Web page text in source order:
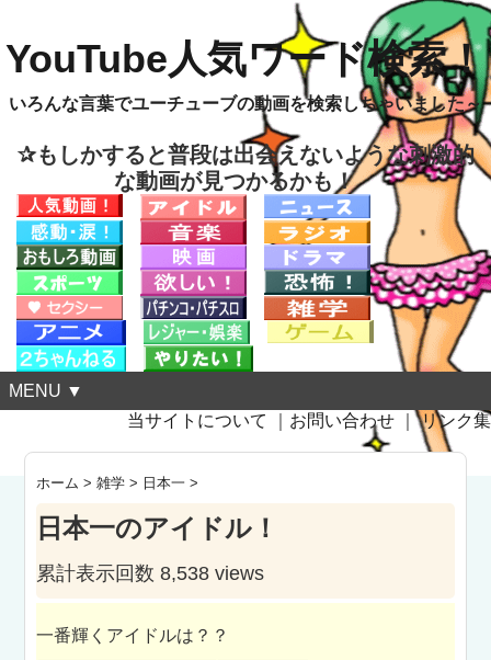
YouTube人気ワード検索！
いろんな言葉でユーチューブの動画を検索しちゃいました～
✰もしかすると普段は出会えないような刺激的
な動画が見つかるかも！
MENU ▼
当サイトについて
お問い合わせ ｜リンク集
ホーム >雑学 > 日本一 >
日本一のアイドル！
累計表示回数 8,538 views
一番輝くアイドルは？？